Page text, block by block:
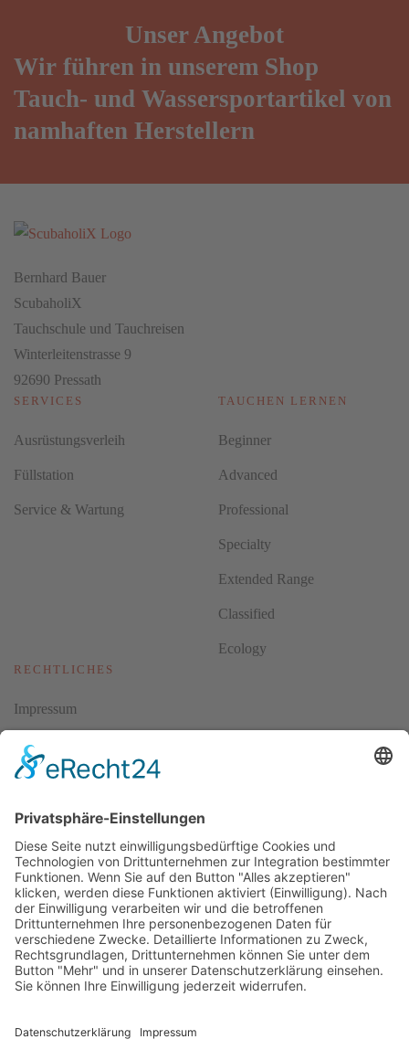
UnserAngebot
Wir führen in unserem Shop
Tauch- und Wassersportartikel von
namhaften Herstellern
Bernhard Bauer
ScubaholiX
Tauchschule und Tauchreisen
Winterleitenstrasse 9
92690 Pressath
SERVICES
Ausrüstungsverleih
Füllstation
Service & Wartung
TAUCHEN LERNEN
Beginner
Advanced
Professional
Specialty
Extended Range
Classified
Ecology
RECHTLICHES
Impressum
Datenschutz
AGBs
Cookie-Einstellungen
Copyright ©2026ScubaholiX | Tauchschule und Tauchreisen.
Alle Rechte vorbehalten.
Umsetzung und Realisierung durchWEBandWIRE Internet- und